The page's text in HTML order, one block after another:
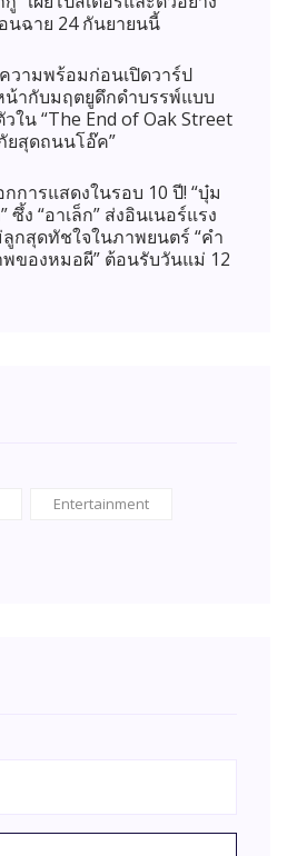
นฉาย 24 กันยายนนี้
วามพร้อมก่อนเปิดวาร์ป
น้ากับมฤตยูดึกดำบรรพ์แบบ
ใน “The End of Oak Street
ยสุดถนนโอ๊ค”
การแสดงในรอบ 10 ปี! “บุ๋ม
ซึ้ง “อาเล็ก” ส่งอินเนอร์แรง
กสุดทัชใจในภาพยนตร์ “คำ
ของหมอผี” ต้อนรับวันแม่ 12
Entertainment